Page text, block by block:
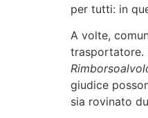
per tutti: in
A volte,
trasportatore.
giudice
sia rovinato